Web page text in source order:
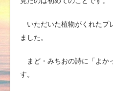
いただいた植物がくれたプ
ました。
まど・みちおの詩に「よか
す。